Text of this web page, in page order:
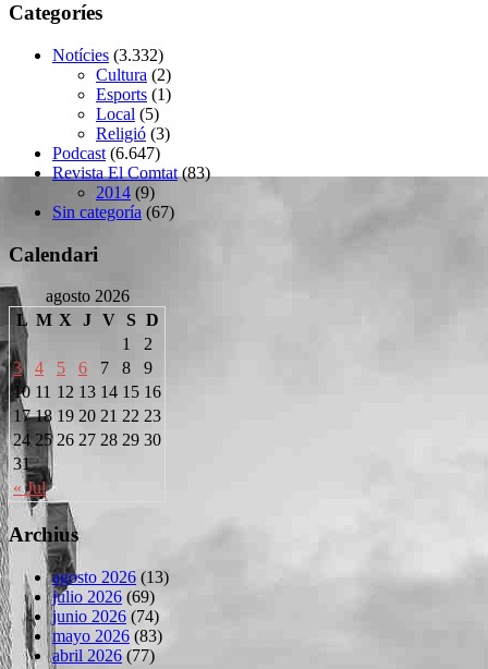
Categoríes
Notícies (3.332)
Cultura (2)
Esports (1)
Local (5)
Religió (3)
Podcast (6.647)
Revista El Comtat(83)
2014 (9)
Sin categoría (67)
Calendari
agosto 2026
L M X J V S D
« Jul
1
2
3
4 5 6 7 8
9
10 11 12 13 14 15 16
17 18 19 20 21 22 23
24 25 26 27 28 29 30
31
Archius
agosto 2026 (13)
julio 2026 (69)
junio 2026 (74)
mayo 2026 (83)
abril 2026 (77)